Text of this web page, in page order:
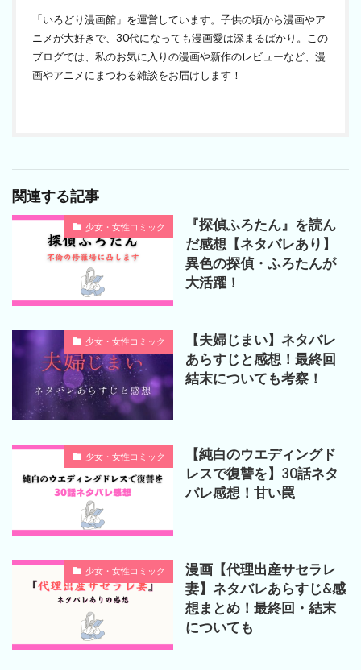
「いろどり漫画館」を運営しています。子供の頃から漫画やア
ニメが大好きで、30代になっても漫画愛は深まるばかり。この
ブログでは、私のお気に入りの漫画や新作のレビューなど、漫
画やアニメにまつわる雑談をお届けします！
関連する記事
少女・女性コミック
『探偵ふろたん』を読ん
だ感想【ネタバレあり】
異色の探偵・ふろたんが
大活躍！
少女・女性コミック
【夫婦じまい】ネタバレ
あらすじと感想！最終回
結末についても考察！
少女・女性コミック
【純白のウエディングド
レスで復讐を】30話ネタ
バレ感想！甘い罠
少女・女性コミック
漫画【代理出産サセラレ
妻】ネタバレあらすじ&感
想まとめ！最終回・結末
についても